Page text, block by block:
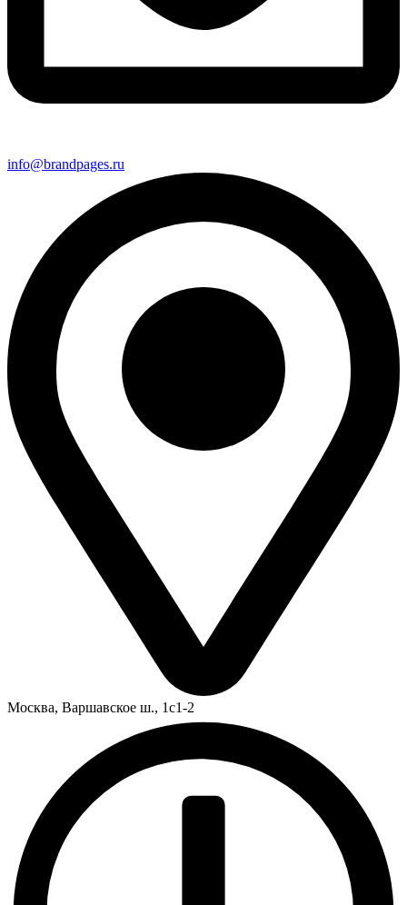
info@brandpages.ru
Москва, Варшавское ш., 1с1-2